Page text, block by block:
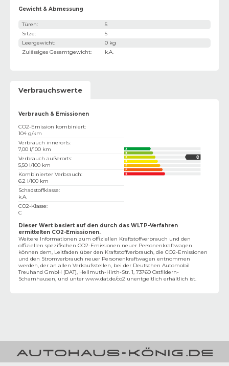
Gewicht & Abmessung
Türen:
5
Sitze:
5
Leergewicht:
0 kg
Zulässiges Gesamtgewicht: k.A.
Verbrauchswerte
Verbrauch & Emissionen
CO2-Emission kombiniert:
104 g/km
Verbrauch innerorts:
7,00 l/100 km
Verbrauch außerorts:
5,50 l/100 km
Kombinierter Verbrauch:
6.2 l/100 km
Schadstoffklasse:
k.A.
CO2-Klasse:
C
Dieser Wert basiert auf den durch das WLTP-Verfahren
ermittelten CO2-Emissionen.
Weitere Informationen zum offiziellen Kraftstoffverbrauch und den
offiziellen spezifischen CO2-Emissionen neuer Personenkraftwagen
können dem‚ Leitfaden über den Kraftstoffverbrauch, die CO2-Emissionen
und den Stromverbrauch neuer Personenkraftwagen entnommen
werden, der an allen Verkaufsstellen, bei der Deutschen Automobil
Treuhand GmbH (DAT), Hellmuth-Hirth-Str. 1, 73760 Ostfildern-
Scharnhausen, und unter www.dat.de/co2 unentgeltlich erhältlich ist.